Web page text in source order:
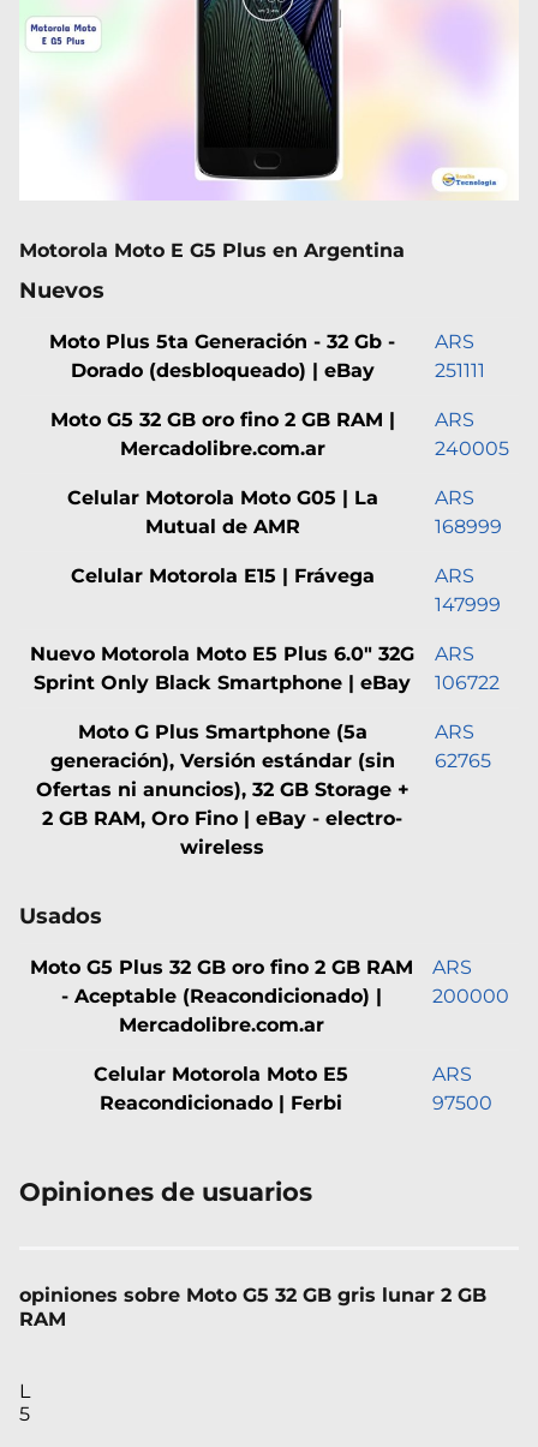
Motorola Moto E G5 Plus en Argentina
Nuevos
Moto Plus 5ta Generación - 32 Gb -
Dorado (desbloqueado) | eBay
ARS
251111
Moto G5 32 GB oro fino 2 GB RAM |
Mercadolibre.com.ar
ARS
240005
Celular Motorola Moto G05 | La
Mutual de AMR
ARS
168999
Celular Motorola E15 | Frávega
ARS
147999
Nuevo Motorola Moto E5 Plus 6.0" 32G
Sprint Only Black Smartphone | eBay
ARS
106722
Moto G Plus Smartphone (5a
generación), Versión estándar (sin
Ofertas ni anuncios), 32 GB Storage +
2 GB RAM, Oro Fino | eBay - electro-
wireless
ARS
62765
Usados
Moto G5 Plus 32 GB oro fino 2 GB RAM
- Aceptable (Reacondicionado) |
Mercadolibre.com.ar
ARS
200000
Celular Motorola Moto E5
Reacondicionado | Ferbi
ARS
97500
Opiniones de usuarios
opiniones sobre Moto G5 32 GB gris lunar 2 GB
RAM
L
5